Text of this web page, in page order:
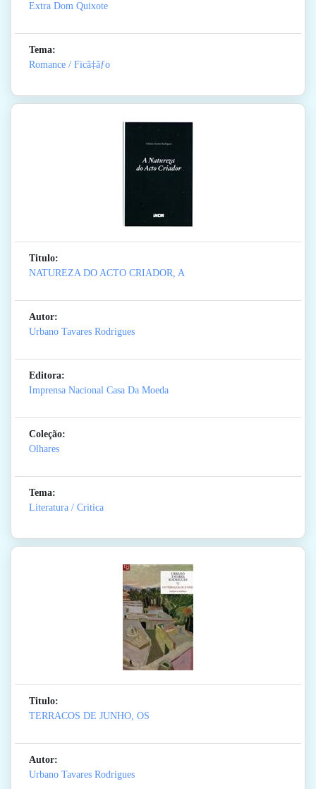
Extra Dom Quixote
Tema:
Romance / Ficã‡ãƒo
Titulo:
NATUREZA DO ACTO CRIADOR, A
Autor:
Urbano Tavares Rodrigues
Editora:
Imprensa Nacional Casa Da Moeda
Coleção:
Olhares
Tema:
Literatura / Critica
Titulo:
TERRACOS DE JUNHO, OS
Autor:
Urbano Tavares Rodrigues